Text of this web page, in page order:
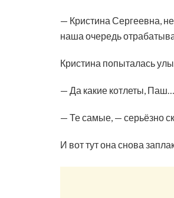
— Кристина Сергеевна,
наша очередь
Кристина попыталась
— Да какие котлеты, Паш…
— Те самые, — серьёзно
И вот тут она снова